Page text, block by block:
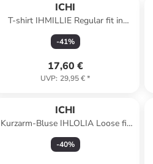
ICHI
T-shirt IHMILLIE Regular fit in
Cloud Dancer
-41%
17,60 €
UVP: 29,95 €*
ICHI
Kurzarm-Bluse IHLOLIA Loose fit
in Bright Rose/White Stripe
-40%